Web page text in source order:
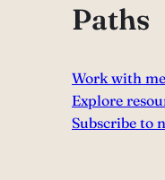
Paths
Work with me
Explore
Subscribe to